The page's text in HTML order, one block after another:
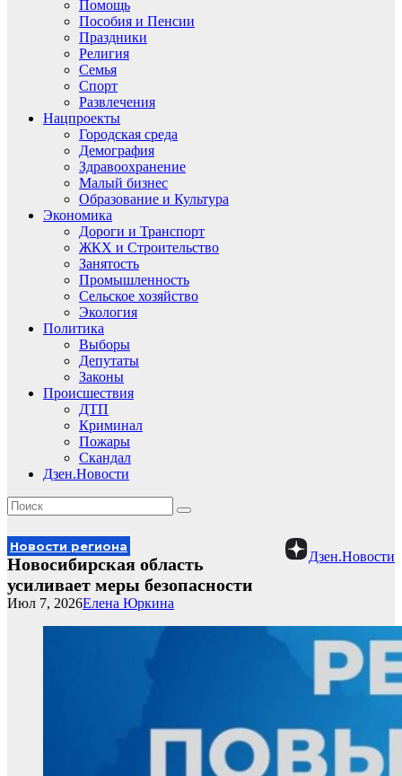
Помощь
Пособия и Пенсии
Праздники
Религия
Семья
Спорт
Развлечения
Нацпроекты
Городская среда
Демография
Здравоохранение
Малый бизнес
Образование и Культура
Экономика
Дороги и Транспорт
ЖКХ и Строительство
Занятость
Промышленность
Сельское хозяйство
Экология
Политика
Выборы
Депутаты
Законы
Происшествия
ДТП
Криминал
Пожары
Скандал
Дзен.Новости
Дзен.Новости
Новости региона
Новосибирская область
усиливает меры безопасности
Елена Юркина
Июл 7, 2026